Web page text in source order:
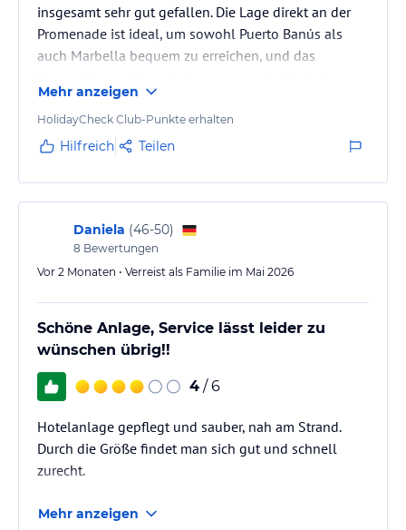
insgesamt sehr gut gefallen. Die Lage direkt an der
Promenade ist ideal, um sowohl Puerto Banús als
auch Marbella bequem zu erreichen, und das
freundlich und aufmerksam. Die Zimmer waren
gepflegt und die Atmosphäre angenehm entspannt.
Mehr anzeigen
HolidayCheck Club-Punkte erhalten
Hilfreich Teilen
Daniela (46-50)
8 Bewertungen
Vor 2 Monaten • Verreist als Familie im Mai 2026
Schöne Anlage, Service lässt leider zu
wünschen übrig!!
4 / 6
Hotelanlage gepflegt und sauber, nah am Strand.
Durch die Größe findet man sich gut und schnell
zurecht.
Mehr anzeigen